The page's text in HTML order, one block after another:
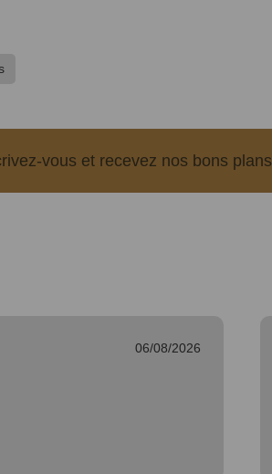
vous et recevez nos bons plans
06/08/2026